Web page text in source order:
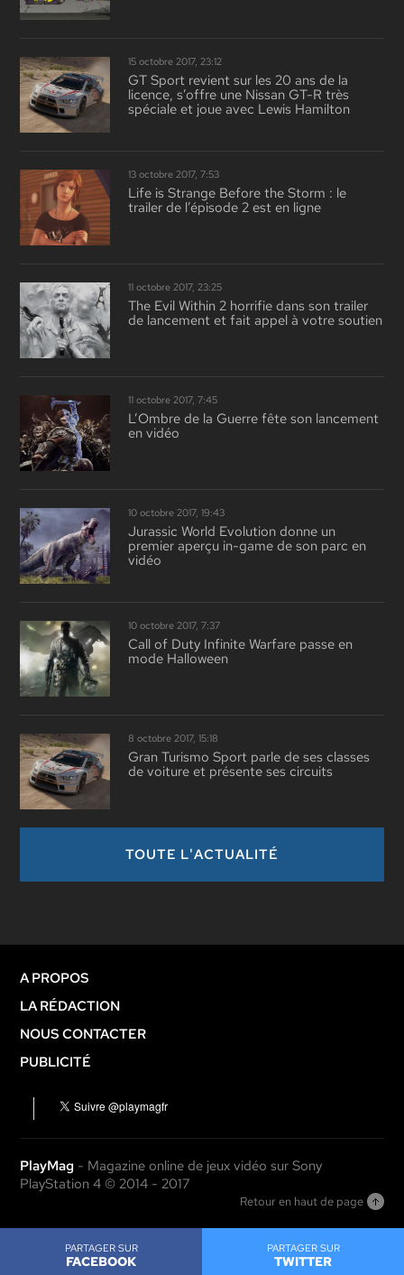
PARTAGER SUR
FACEBOOK
PARTAGER SUR
TWITTER
15 octobre 2017, 23:12
GT Sport revient sur les 20 ans de la
licence, s’offre une Nissan GT-R très
spéciale et joue avec Lewis Hamilton
13 octobre 2017, 7:53
Life is Strange Before the Storm : le
trailer de l’épisode 2 est en ligne
11 octobre 2017, 23:25
The Evil Within 2 horrifie dans son trailer
de lancement et fait appel à votre soutien
11 octobre 2017, 7:45
L’Ombre de la Guerre fête son lancement
en vidéo
10 octobre 2017, 19:43
Jurassic World Evolution donne un
premier aperçu in-game de son parc en
vidéo
10 octobre 2017, 7:37
Call of Duty Infinite Warfare passe en
mode Halloween
8 octobre 2017, 15:18
Gran Turismo Sport parle de ses classes
de voiture et présente ses circuits
TOUTE L'ACTUALITÉ
A PROPOS
LA RÉDACTION
NOUS CONTACTER
PUBLICITÉ
PlayMag - Magazine online de jeux vidéo sur Sony
PlayStation 4 © 2014 - 2017
Retour en haut de page